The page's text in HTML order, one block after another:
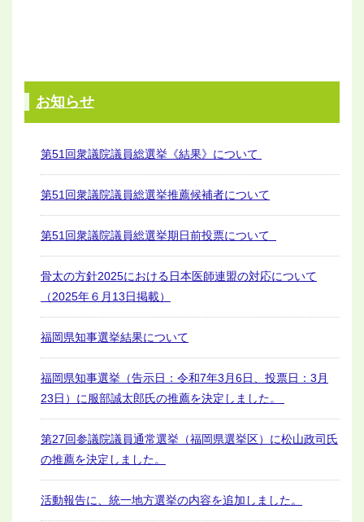
お知らせ
第51回衆議院議員総選挙《結果》について
第51回衆議院議員総選挙推薦候補者について
第51回衆議院議員総選挙期日前投票について
骨太の方針2025における日本医師連盟の対応について
（2025年６月13日掲載）
福岡県知事選挙結果について
福岡県知事選挙（告示日：令和7年3月6日、投票日：3月
23日）に服部誠太郎氏の推薦を決定しました。
第27回参議院議員通常選挙（福岡県選挙区）に松山政司氏
の推薦を決定しました。
活動報告に、統一地方選挙の内容を追加しました。